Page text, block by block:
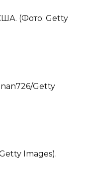
(Фото: Getty
Getty
Images).